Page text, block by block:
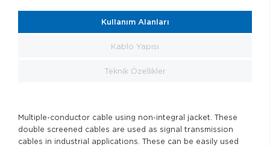
Kullanım Alanları
Kablo Yapısı
Teknik Özellikler
Multiple-conductor cable using non-integral jacket. These
double screened cables are used as signal transmission
cables in industrial applications. These can be easily used